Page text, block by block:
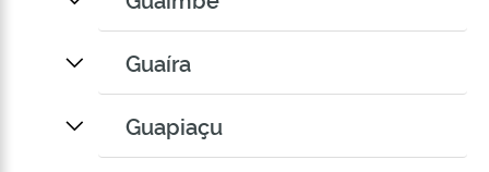
Guaíra
Guapiaçu